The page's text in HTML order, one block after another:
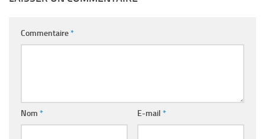
Commentaire*
Nom * E-mail *